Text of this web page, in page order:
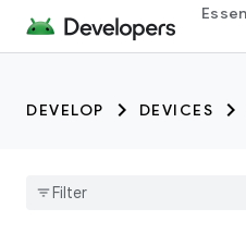
DEVELOP DEVICES